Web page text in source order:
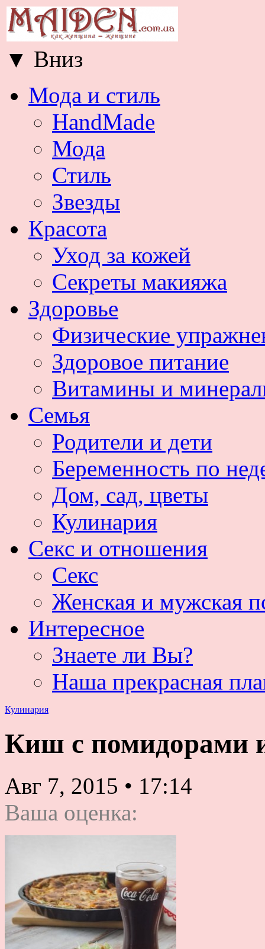
▼ Вниз
Мода и стиль
HandMade
Мода
Стиль
Звезды
Красота
Уход за кожей
Секреты макияжа
Здоровье
Физические
Здоровое питание
Витамины и
Семья
Родители и дети
Беременность по
Дом, сад, цветы
Кулинария
Секс и отношения
Секс
Женская и мужская
Интересное
Знаете ли Вы?
Наша прекрасная
Кулинария
Киш с помидорами
Авг 7, 2015 • 17:14
Ваша оценка: